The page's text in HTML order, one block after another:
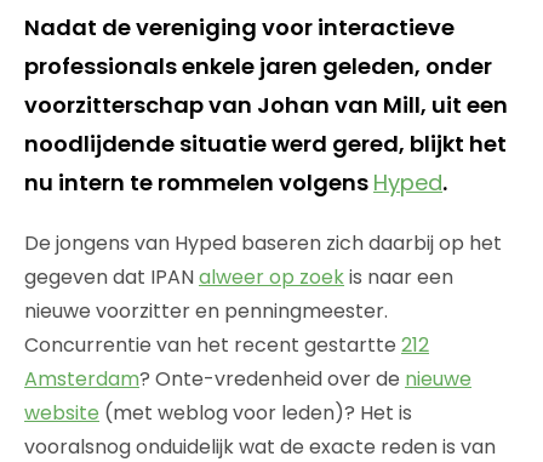
Nadat de vereniging voor interactieve
professionals enkele jaren geleden, onder
voorzitterschap van Johan van Mill, uit een
noodlijdende situatie werd gered, blijkt het
nu intern te rommelen volgens Hyped.
De jongens van Hyped baseren zich daarbij op het
gegeven dat IPANalweer op zoekis naar een
nieuwe voorzitter en penningmeester.
Concurrentie van het recent gestartte 212
Amsterdam? Onte-vredenheid over de nieuwe
website (met weblog voor leden)? Het is
vooralsnog onduidelijk wat de exacte reden is van